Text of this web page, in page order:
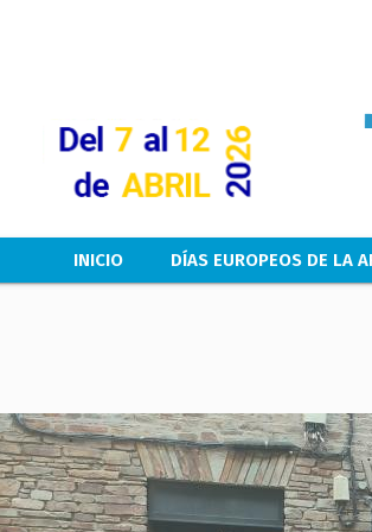
Main navigation
INICIO DÍAS EUROPEOS DE LA